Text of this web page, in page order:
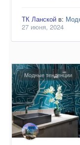
ТК Ланской в:
27 июня, 2024
Модные тенденции